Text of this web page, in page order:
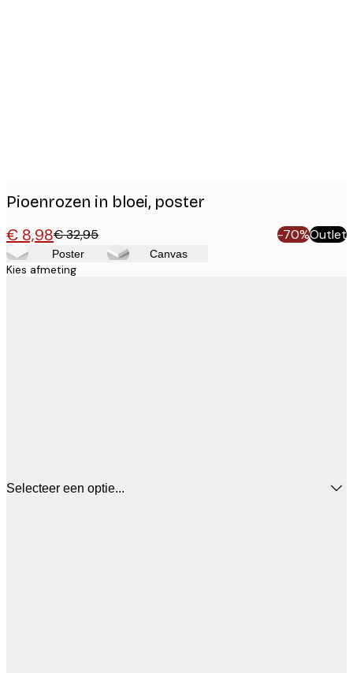
Pioenrozen in bloei, poster
€ 8,98€ 32,95 -70%Outlet
Poster Canvas
Kies afmeting
Selecteer een optie...